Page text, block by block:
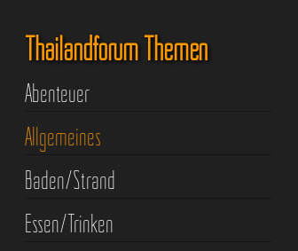
Thailandforum Themen
Abenteuer
Allgemeines
Baden/Strand
Essen/Trinken